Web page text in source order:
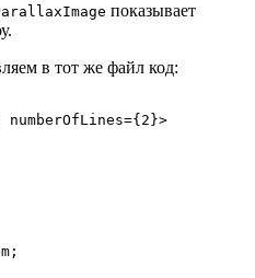
показывает
в тот же файл код: